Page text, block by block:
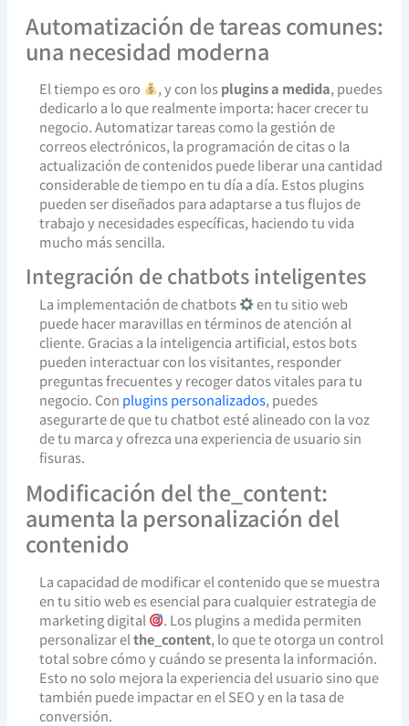
Automatización de tareas comunes:
una necesidad moderna
El tiempo es oro , y con losplugins a medida, puedes
dedicarlo a lo que realmente importa: hacer crecer tu
negocio. Automatizar tareas como la gestión de
correos electrónicos, la programación de citas o la
actualización de contenidos puede liberar una cantidad
considerable de tiempo en tu día a día. Estos plugins
pueden ser diseñados para adaptarse a tus flujos de
trabajo y necesidades específicas, haciendo tu vida
mucho más sencilla.
Integración de chatbots inteligentes
La implementación de chatbots
en tu sitio web
puede hacer maravillas en términos de atención al
cliente. Gracias a la inteligencia artificial, estos bots
pueden interactuar con los visitantes, responder
preguntas frecuentes y recoger datos vitales para tu
negocio. Con plugins personalizados, puedes
asegurarte de que tu chatbot esté alineado con la voz
de tu marca y ofrezca una experiencia de usuario sin
fisuras.
Modificación del the_content:
aumenta la personalización del
contenido
La capacidad de modificar el contenido que se muestra
en tu sitio web es esencial para cualquier estrategia de
marketing digital
. Los plugins a medida permiten
personalizar elthe_content, lo que te otorga un control
total sobre cómo y cuándo se presenta la información.
Esto no solo mejora la experiencia del usuario sino que
también puede impactar en el SEO y en la tasa de
conversión.